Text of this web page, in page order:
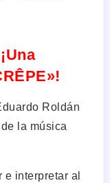
Roldán
la música